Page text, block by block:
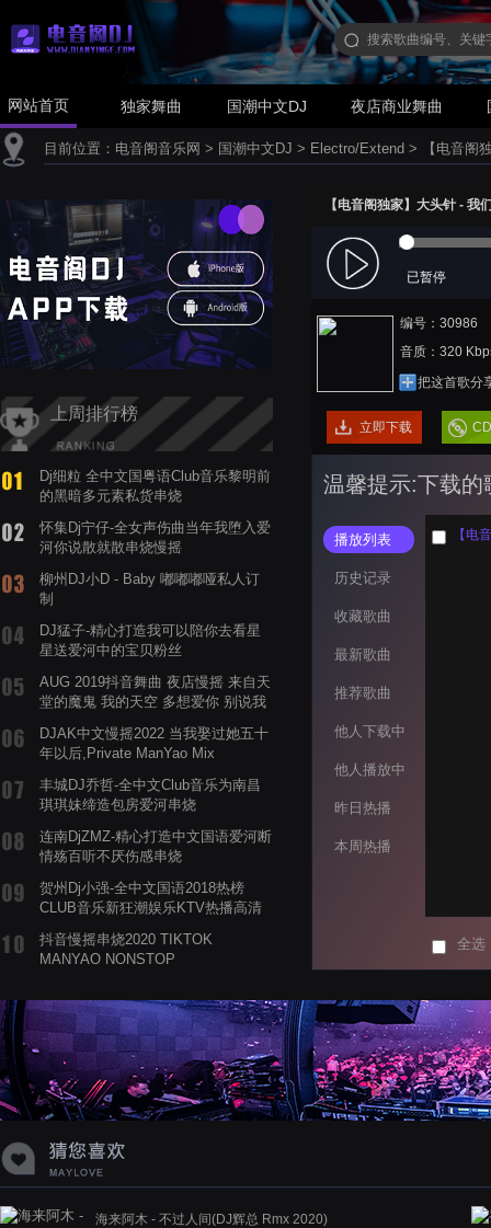
网站首页 独家舞曲 国潮中文DJ 夜店商业舞曲
目前位置： 电音阁音乐网 > 国潮中文DJ > Electro/Extend > 【电音阁
上周排行榜
Dj细粒 全中文国粤语Club音乐黎明前
的黑暗多元素私货串烧
怀集Dj宁仔-全女声伤曲当年我堕入爱
河你说散就散串烧慢摇
柳州DJ小D - Baby 嘟嘟嘟哑私人订
制
DJ猛子-精心打造我可以陪你去看星
星送爱河中的宝贝粉丝
AUG 2019抖音舞曲 夜店慢摇 来自天
堂的魔鬼 我的天空 多想爱你 别说我
DJAK中文慢摇2022 当我娶过她五十
年以后,Private ManYao Mix
丰城DJ乔哲-全中文Club音乐为南昌
琪琪妹缔造包房爱河串烧
连南DjZMZ-精心打造中文国语爱河断
情殇百听不厌伤感串烧
贺州Dj小强-全中文国语2018热榜
CLUB音乐新狂潮娱乐KTV热播高清
抖音慢摇串烧2020 TIKTOK
MANYAO NONSTOP
蝉爸爸妈妈爱存在夏天的风是想你的
声音啊
【电音阁独家】大头针 -
已暂停
编号：30986
音质：320
把这首歌分
立即下载
温馨提示:下载的
播放列表
历史记录
收藏歌曲
最新歌曲
推荐歌曲
他人下载中
他人播放中
昨日热播
本周热播
【电
全选
海来阿木 - 不过人间(DJ辉总 Rmx 2020)